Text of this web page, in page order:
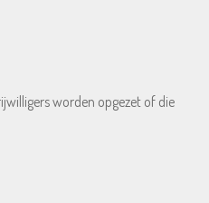
worden opgezet of die